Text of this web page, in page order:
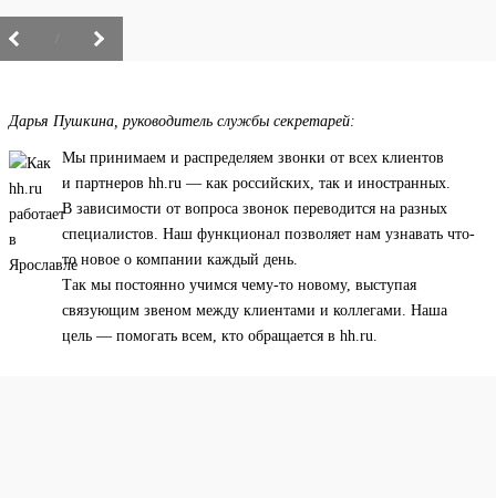
Дарья Пушкина, руководитель службы секретарей:
Мы принимаем и распределяем звонки от всех клиентов
и партнеров hh.ru — как российских, так и иностранных.
В зависимости от вопроса звонок переводится на разных
специалистов. Наш функционал позволяет нам узнавать что-
то новое о компании каждый день.
Так мы постоянно учимся чему-то новому, выступая
связующим звеном между клиентами и коллегами. Наша
цель — помогать всем, кто обращается в hh.ru.